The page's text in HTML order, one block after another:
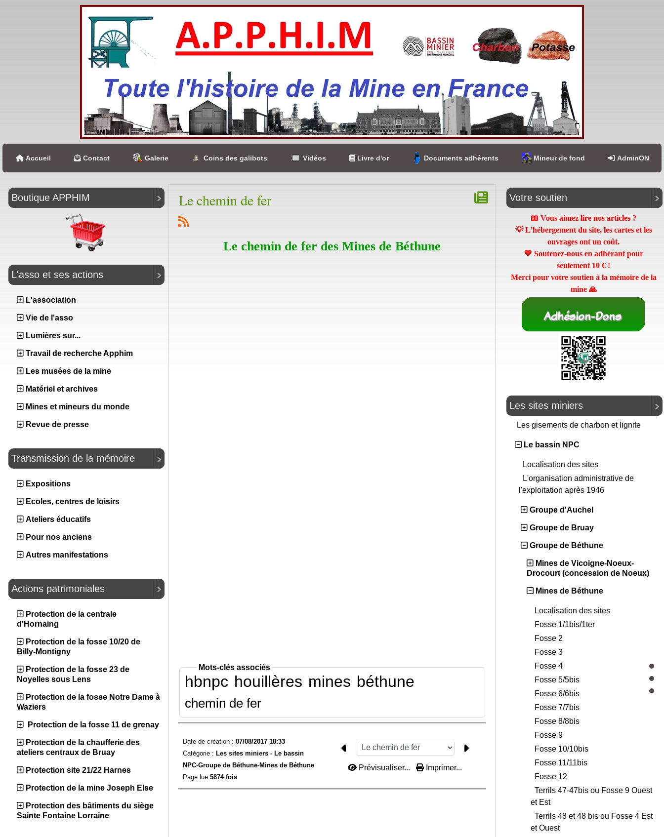
Accueil Contact Galerie Coins des galibots Vidéos Livre d'or Documents adhérents Mineur de fond AdminON
Boutique APPHIM
L'asso et ses actions
L'association
Vie de l'asso
Lumières sur...
Travail de recherche Apphim
Les musées de la mine
Matériel et archives
Mines et mineurs du monde
Revue de presse
Transmission de la mémoire
Expositions
Ecoles, centres de loisirs
Ateliers éducatifs
Pour nos anciens
Autres manifestations
Actions patrimoniales
Protection de la centrale
d'Hornaing
Protection de la fosse 10/20 de
Billy-Montigny
Protection de la fosse 23 de
Noyelles sous Lens
Protection de la fosse Notre Dame à
Waziers
Protection de la fosse 11 de grenay
Protection de la chaufferie des
ateliers centraux de Bruay
Protection site 21/22 Harnes
Protection de la mine Joseph Else
Protection des bâtiments du siège
Sainte Fontaine Lorraine
Le chemin de fer
Le chemin de fer des Mines de Béthune
Mots-clés associés
hbnpc houillères mines béthune
chemin de fer
Date de création : 07/08/2017 18:33
Catégorie : Les sites miniers - Le bassin
NPC-Groupe de Béthune-Mines de Béthune
Page lue 5874 fois
Prévisualiser... Imprimer...
Votre soutien
📖 Vous aimez lire nos articles ?
💡 L’hébergement du site, les cartes et les
ouvrages ont un coût.
💛 Soutenez-nous en adhérant pour
seulement 10 € !
Merci pour votre soutien à la mémoire de la
mine 🙏
Les sites miniers
Les gisements de charbon et lignite
Le bassin NPC
Localisation des sites
L'organisation administrative de
l'exploitation après 1946
Groupe d'Auchel
Groupe de Bruay
Groupe de Béthune
Mines de Vicoigne-Noeux-
Drocourt (concession de Noeux)
Mines de Béthune
Localisation des sites
Fosse 1/1bis/1ter
Fosse 2
Fosse 3
Fosse 4
Fosse 5/5bis
Fosse 6/6bis
Fosse 7/7bis
Fosse 8/8bis
Fosse 9
Fosse 10/10bis
Fosse 11/11bis
Fosse 12
Terrils 47-47bis ou Fosse 9 Ouest
et Est
Terrils 48 et 48 bis ou Fosse 4 Est
et Ouest